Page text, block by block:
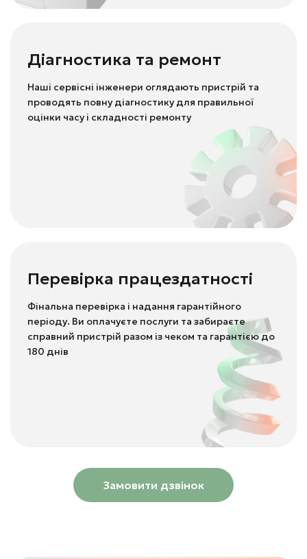
Діагностика та ремонт
Наші сервісні інженери оглядають пристрій та
проводять повну діагностику для правильної
оцінки часу і складності ремонту
Перевірка працездатності
Фінальна перевірка і надання гарантійного
періоду. Ви оплачуєте послуги та забираєте
справний пристрій разом із чеком та гарантією до
180 днів
Замовити дзвінок